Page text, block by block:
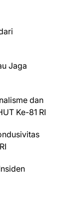
Jaga
dan
Ke-81 RI